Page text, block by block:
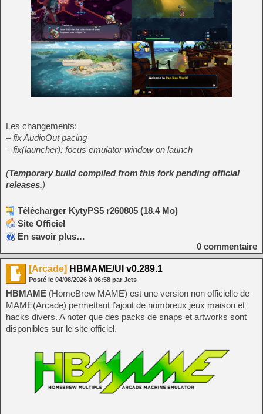
Les changements:
– fix AudioOut pacing
– fix(launcher): focus emulator window on launch
(Temporary build compiled from this fork pending official
releases.)
Télécharger KytyPS5 r260805 (18.4 Mo)
Site Officiel
En savoir plus…
0 commentaire
[Arcade] HBMAME/UI v0.289.1
Posté le 04/08/2026 à 06:58 par Jets
HBMAME (HomeBrew MAME) est une version non officielle de
MAME(Arcade) permettant l’ajout de nombreux jeux maison et
hacks divers. A noter que des packs de snaps et artworks sont
disponibles sur le site officiel.